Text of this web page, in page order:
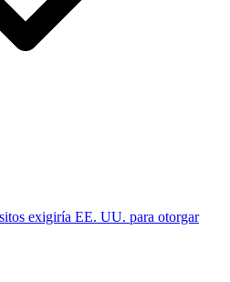
exigiría EE. UU. para otorgar